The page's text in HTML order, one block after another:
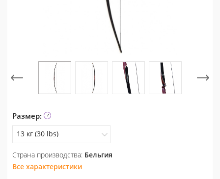
Размер:
13 кг (30 lbs)
13 кг (30 lbs)
15 кг (35 lbs)
Страна производства: Бельгия
Все характеристики